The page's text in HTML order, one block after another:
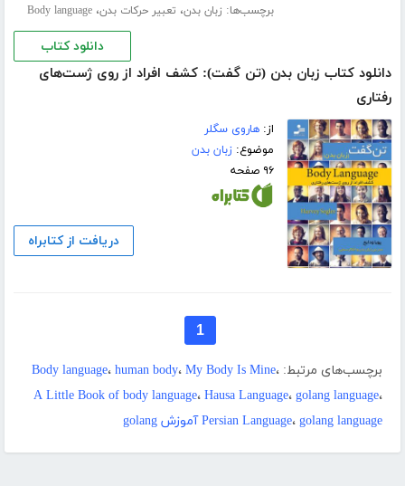
برچسب‌ها: زبان بدن، تعبیر حرکات بدن،Body language
دانلود کتاب
دانلود کتاب زبان بدن (تن گفت): کشف افراد از روی ژست‌های
رفتاری
از:هاروی سگلر
موضوع:زبان بدن
۹۶ صفحه
دریافت از کتابراه
1
برچسب‌های مرتبط: Body language، human body، My Body Is Mine،
A Little Book of body language، Hausa Language، golang language،
Persian Language، golang language آموزش golang